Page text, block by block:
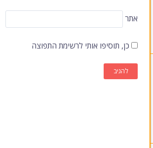
אתר
כן, תוסיפו אותי לרשימת התפוצה